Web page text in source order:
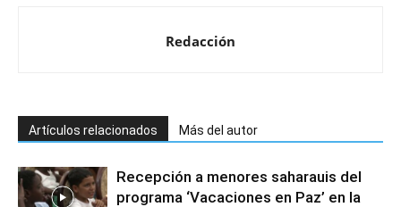
Redacción
Artículos relacionados Más del autor
Recepción a menores saharauis del
programa ‘Vacaciones en Paz’ en la